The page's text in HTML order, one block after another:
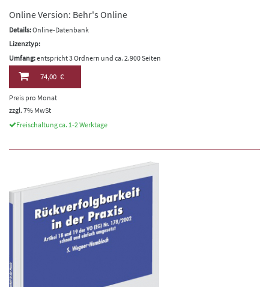
Online Version: Behr's Online
Details:Online-Datenbank
Lizenztyp:
Umfang:entspricht 3 Ordnern und ca. 2.900 Seiten
74,00 €
Preis pro Monat
zzgl. 7% MwSt
Freischaltung ca. 1-2 Werktage